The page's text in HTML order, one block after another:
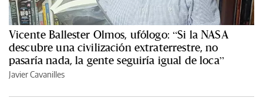
Vicente Ballester Olmos, ufólogo: “Si la NASA
descubre una civilización extraterrestre, no
pasaría nada, la gente seguiría igual de loca”
Javier Cavanilles